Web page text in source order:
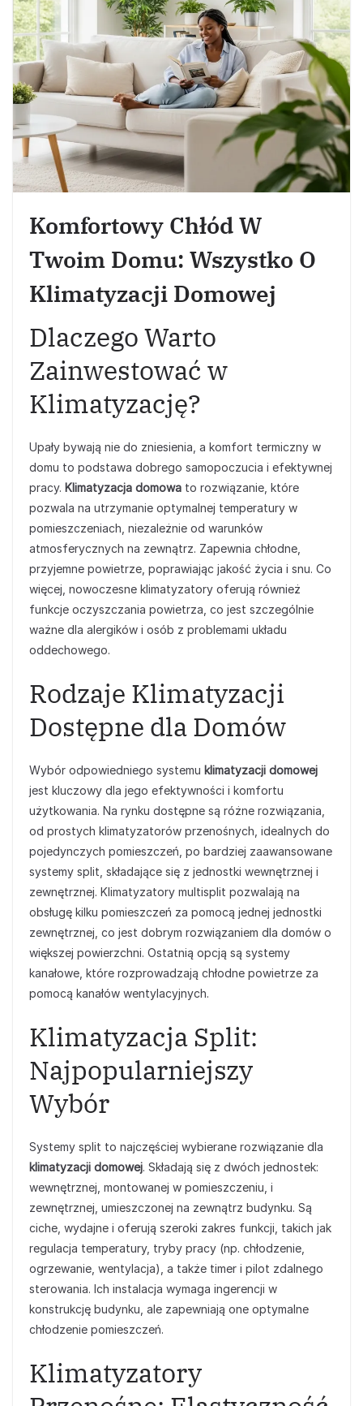
Komfortowy Chłód W
Twoim Domu: Wszystko O
Klimatyzacji Domowej
Dlaczego Warto
Zainwestować w
Klimatyzację?
Upały bywają nie do zniesienia, a komfort termiczny w
domu to podstawa dobrego samopoczucia i efektywnej
pracy. Klimatyzacja domowa to rozwiązanie, które
pozwala na utrzymanie optymalnej temperatury w
pomieszczeniach, niezależnie od warunków
atmosferycznych na zewnątrz. Zapewnia chłodne,
przyjemne powietrze, poprawiając jakość życia i snu. Co
więcej, nowoczesne klimatyzatory oferują również
funkcje oczyszczania powietrza, co jest szczególnie
ważne dla alergików i osób z problemami układu
oddechowego.
Rodzaje Klimatyzacji
Dostępne dla Domów
Wybór odpowiedniego systemu klimatyzacji domowej
jest kluczowy dla jego efektywności i komfortu
użytkowania. Na rynku dostępne są różne rozwiązania,
od prostych klimatyzatorów przenośnych, idealnych do
pojedynczych pomieszczeń, po bardziej zaawansowane
systemy split, składające się z jednostki wewnętrznej i
zewnętrznej. Klimatyzatory multisplit pozwalają na
obsługę kilku pomieszczeń za pomocą jednej jednostki
zewnętrznej, co jest dobrym rozwiązaniem dla domów o
większej powierzchni. Ostatnią opcją są systemy
kanałowe, które rozprowadzają chłodne powietrze za
pomocą kanałów wentylacyjnych.
Klimatyzacja Split:
Najpopularniejszy
Wybór
Systemy split to najczęściej wybierane rozwiązanie dla
klimatyzacji domowej. Składają się z dwóch jednostek:
wewnętrznej, montowanej w pomieszczeniu, i
zewnętrznej, umieszczonej na zewnątrz budynku. Są
ciche, wydajne i oferują szeroki zakres funkcji, takich jak
regulacja temperatury, tryby pracy (np. chłodzenie,
ogrzewanie, wentylacja), a także timer i pilot zdalnego
sterowania. Ich instalacja wymaga ingerencji w
konstrukcję budynku, ale zapewniają one optymalne
chłodzenie pomieszczeń.
Klimatyzatory